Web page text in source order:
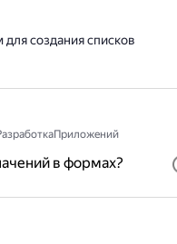
для создания списков
в формах?